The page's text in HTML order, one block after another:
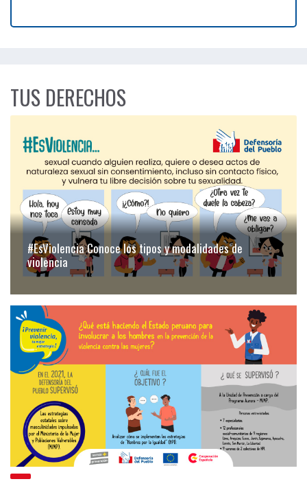
TUS DERECHOS
#EsViolencia Conoce los tipos y modalidades de
violencia